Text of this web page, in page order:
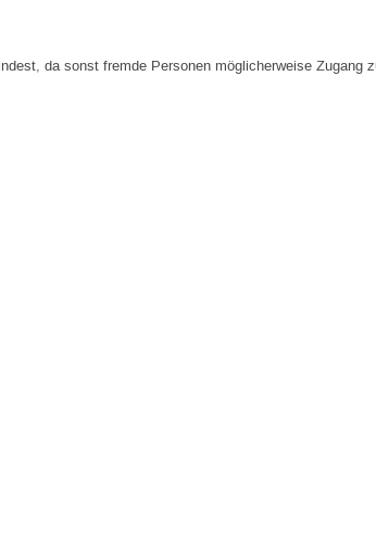
da sonst fremde Personen möglicherweise Zugang